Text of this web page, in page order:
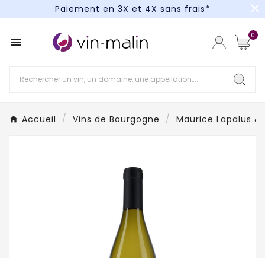
Paiement en 3X et 4X sans frais*
Paiement en 3X et 4X sans frais*
close
 0
Accueil Vins de Bourgogne Maurice Lapalus &